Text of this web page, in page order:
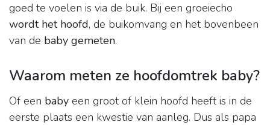
goed te voelen is via de buik. Bij een groeiecho
wordt het hoofd, de buikomvang en het bovenbeen
van de baby gemeten.
Waarom meten ze hoofdomtrek baby?
Of een baby een groot of klein hoofd heeft is in de
eerste plaats een kwestie van aanleg. Dus als papa